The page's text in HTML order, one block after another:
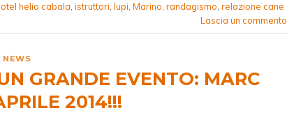
helio cabala, istruttori, lupi, Marino, randagismo, relazione cane
Lascia un commento
NEWS
GRANDE EVENTO: MARC
2014!!!